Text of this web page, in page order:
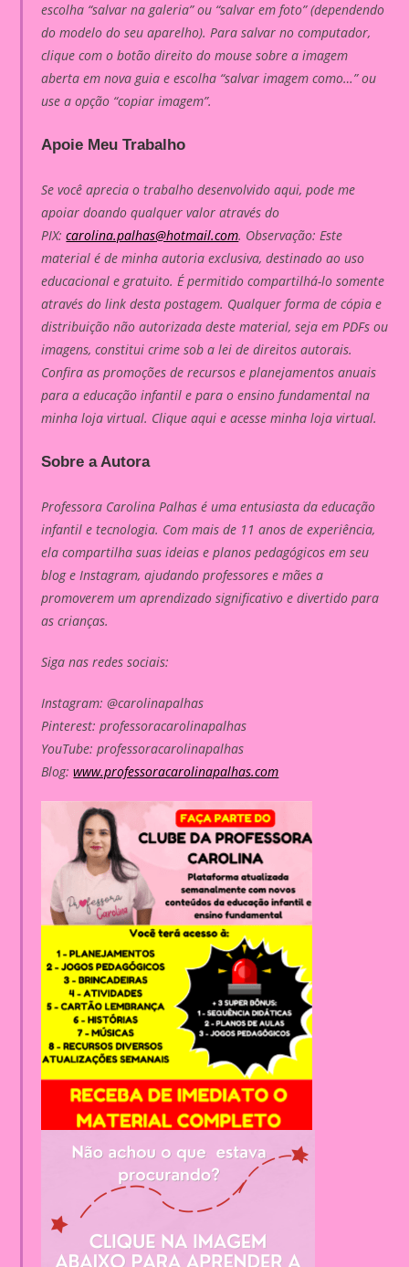
escolha “salvar na galeria” ou “salvar em foto” (dependendo
do modelo do seu aparelho). Para salvar no computador,
clique com o botão direito do mouse sobre a imagem
aberta em nova guia e escolha “salvar imagem como…” ou
use a opção “copiar imagem”.
Apoie Meu Trabalho
Se você aprecia o trabalho desenvolvido aqui, pode me
apoiar doando qualquer valor através do
PIX:carolina.palhas@hotmail.com. Observação: Este
material é de minha autoria exclusiva, destinado ao uso
educacional e gratuito. É permitido compartilhá-lo somente
através do link desta postagem. Qualquer forma de cópia e
distribuição não autorizada deste material, seja em PDFs ou
imagens, constitui crime sob a lei de direitos autorais.
Confira as promoções de recursos e planejamentos anuais
para a educação infantil e para o ensino fundamental na
minha loja virtual. Clique aqui e acesse minha loja virtual.
Sobre a Autora
Professora Carolina Palhas é uma entusiasta da educação
infantil e tecnologia. Com mais de 11 anos de experiência,
ela compartilha suas ideias e planos pedagógicos em seu
blog e Instagram, ajudando professores e mães a
promoverem um aprendizado significativo e divertido para
as crianças.
Siga nas redes sociais:
Instagram: @carolinapalhas
Pinterest: professoracarolinapalhas
YouTube: professoracarolinapalhas
Blog:www.professoracarolinapalhas.com